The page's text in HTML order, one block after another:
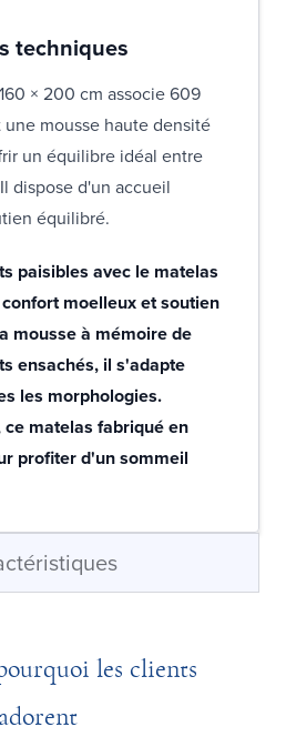
techniques
× 200 cm associe 609
une mousse haute densité
un équilibre idéal entre
dispose d'un accueil
équilibré.
paisibles avec le matelas
moelleux et soutien
mousse à mémoire de
ensachés, il s'adapte
les morphologies.
matelas fabriqué en
profiter d'un sommeil
les clients
adorent